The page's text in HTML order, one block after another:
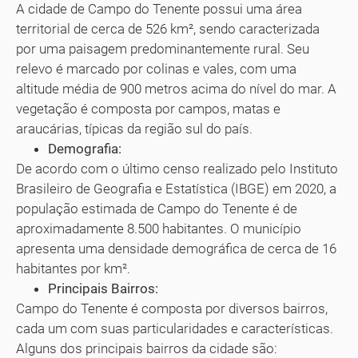
A cidade de Campo do Tenente possui uma área
territorial de cerca de 526 km², sendo caracterizada
por uma paisagem predominantemente rural. Seu
relevo é marcado por colinas e vales, com uma
altitude média de 900 metros acima do nível do mar. A
vegetação é composta por campos, matas e
araucárias, típicas da região sul do país.
Demografia:
De acordo com o último censo realizado pelo Instituto
Brasileiro de Geografia e Estatística (IBGE) em 2020, a
população estimada de Campo do Tenente é de
aproximadamente 8.500 habitantes. O município
apresenta uma densidade demográfica de cerca de 16
habitantes por km².
Principais Bairros:
Campo do Tenente é composta por diversos bairros,
cada um com suas particularidades e características.
Alguns dos principais bairros da cidade são: